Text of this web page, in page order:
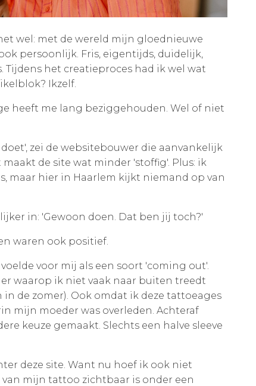
wel: met de wereld mijn gloednieuwe
persoonlijk. Fris, eigentijds, duidelijk,
Tijdens het creatieproces had ik wel wat
Ikzelf.
heeft me lang beziggehouden. Wel of niet
zei de websitebouwer die aanvankelijk
de site wat minder 'stoffig'. Plus: ik
maar hier in Haarlem kijkt niemand op van
in: 'Gewoon doen. Dat ben jij toch?'
waren ook positief.
voor mij als een soort 'coming out'.
waarop ik niet vaak naar buiten treedt
de zomer). Ook omdat ik deze tattoeages
mijn moeder was overleden. Achteraf
keuze gemaakt. Slechts een halve sleeve
deze site. Want nu hoef ik ook niet
mijn tattoo zichtbaar is onder een